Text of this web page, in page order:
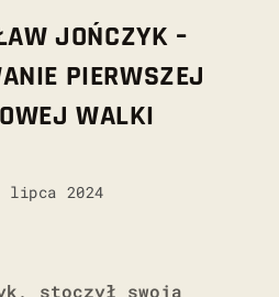
JOŃCZYK –
PIERWSZEJ
WALKI
lipca 2024
stoczył swoją